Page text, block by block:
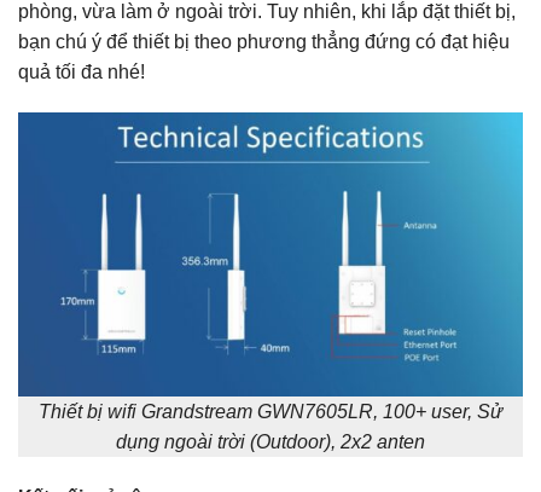
phòng, vừa làm ở ngoài trời. Tuy nhiên, khi lắp đặt thiết bị,
bạn chú ý để thiết bị theo phương thẳng đứng có đạt hiệu
quả tối đa nhé!
Thiết bị wifi Grandstream GWN7605LR, 100+ user, Sử
dụng ngoài trời (Outdoor), 2x2 anten